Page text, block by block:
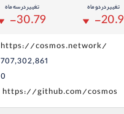
تغییر در دو ماه
-20.9
تغییر در سه ماه
-30.79
https://cosmos.network/
707,302,861
0
https://github.com/cosmos